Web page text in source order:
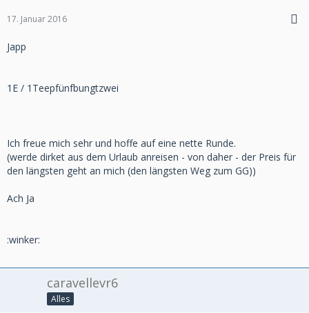
17. Januar 2016
Japp
1E / 1Teepfünfbungtzwei
Ich freue mich sehr und hoffe auf eine nette Runde.
(werde dirket aus dem Urlaub anreisen - von daher - der Preis für
den längsten geht an mich (den längsten Weg zum GG))
Ach Ja
:winker:
caravellevr6
Alles